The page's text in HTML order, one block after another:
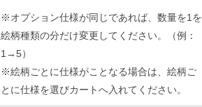
※オプション仕様が同じであれば、数量を1を
絵柄種類の分だけ変更してください。（例：
1→5）
※絵柄ごとに仕様がことなる場合は、絵柄ご
とに仕様を選びカートへ入れてください。